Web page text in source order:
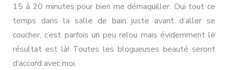
15 à 20 minutes pour bien me démaquiller. Oui tout ce
temps dans la salle de bain juste avant d’aller se
coucher, c’est parfois un peu relou mais évidemment le
résultat est là! Toutes les blogueuses beauté seront
d’accord avec moi.